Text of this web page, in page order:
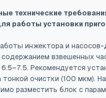
технические
работы установки
инжектора и насосов-
взвешенных
Рекомендуется
тонкой очистки (100 мкм).
разместить блок с